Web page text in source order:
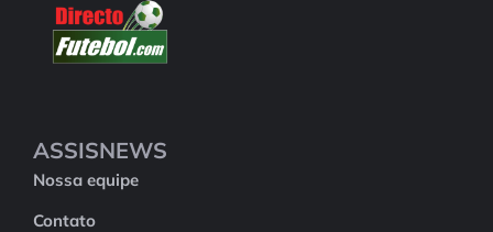
ASSISNEWS
Nossa equipe
Contato